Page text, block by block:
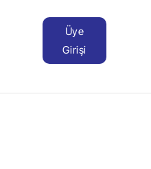
Üye
Girişi